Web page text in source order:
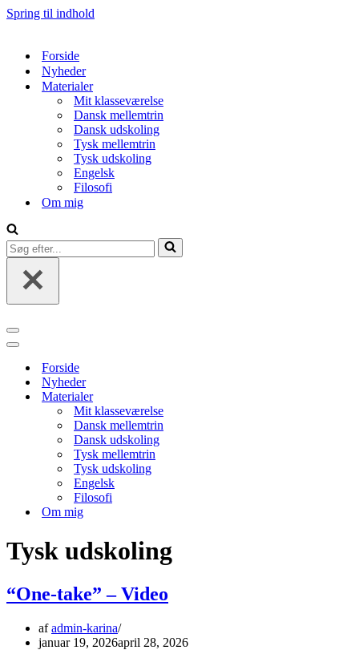
Spring til indhold
Forside
Nyheder
Materialer
Mit klasseværelse
Dansk mellemtrin
Dansk udskoling
Tysk mellemtrin
Tysk udskoling
Engelsk
Filosofi
Om mig
Søg
efter...
Navigation
menu
Navigation
Forside
Nyheder
Materialer
Mit klasseværelse
Dansk mellemtrin
Dansk udskoling
Tysk mellemtrin
Tysk udskoling
Engelsk
Filosofi
Om mig
Tysk udskoling
“One-take” – Video
afadmin-karina
januar 19, 2026april 28, 2026